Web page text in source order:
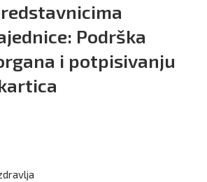
Podrška
i potpisivanju